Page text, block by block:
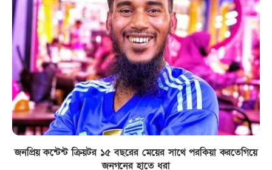
জনপ্রিয় কন্টেন্ট ক্রিয়টর ১৫ বছরের মেয়ের সাথে পরকিয়া করতেগিয়ে
জনগনের হাতে ধরা